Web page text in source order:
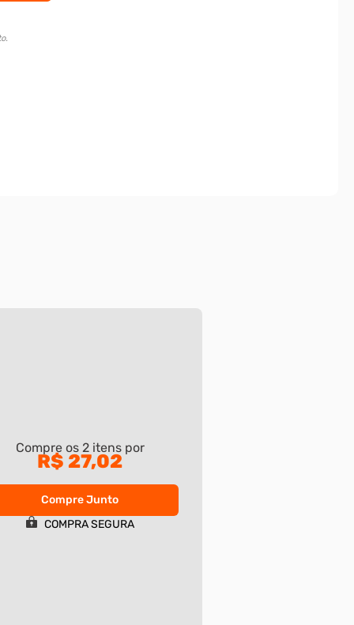
Compre os 2itens por
R$ 27,02
Compre Junto
COMPRA SEGURA